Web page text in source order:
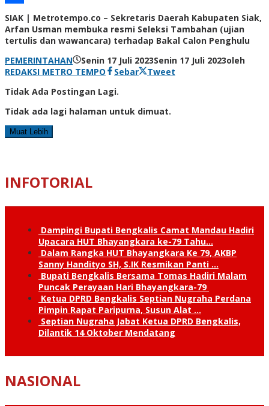
Share
SIAK | Metrotempo.co – Sekretaris Daerah Kabupaten Siak,
Arfan Usman membuka resmi Seleksi Tambahan (ujian
tertulis dan wawancara) terhadap Bakal Calon Penghulu
PEMERINTAHAN
Senin 17 Juli 2023Senin 17 Juli 2023oleh
REDAKSI METRO TEMPO
Sebar
Tweet
Tidak Ada Postingan Lagi.
Tidak ada lagi halaman untuk dimuat.
Muat Lebih
INFOTORIAL
Dampingi Bupati Bengkalis Camat Mandau Hadiri
Upacara HUT Bhayangkara ke-79 Tahu…
Dalam Rangka HUT Bhayangkara Ke 79, AKBP
Sanny Handityo SH, S.IK Resmikan Panti …
Bupati Bengkalis Bersama Tomas Hadiri Malam
Puncak Perayaan Hari Bhayangkara-79
Ketua DPRD Bengkalis Septian Nugraha Perdana
Pimpin Rapat Paripurna, Susun Alat …
Septian Nugraha Jabat Ketua DPRD Bengkalis,
Dilantik 14 Oktober Mendatang
NASIONAL